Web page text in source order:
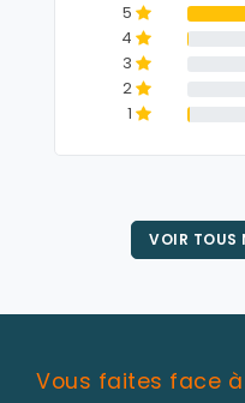
5
4
3
2
1
VOIR TOUS
Vous faites face